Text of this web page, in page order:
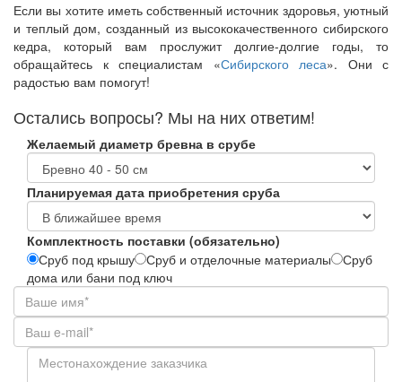
Если вы хотите иметь собственный источник здоровья, уютный
и теплый дом, созданный из высококачественного сибирского
кедра, который вам прослужит долгие-долгие годы, то
обращайтесь к специалистам «Сибирского леса». Они с
радостью вам помогут!
Остались вопросы? Мы на них ответим!
Желаемый диаметр бревна в срубе
Планируемая дата приобретения сруба
Комплектность поставки (обязательно)
Сруб под крышу
Сруб и отделочные материалы
Сруб
дома или бани под ключ